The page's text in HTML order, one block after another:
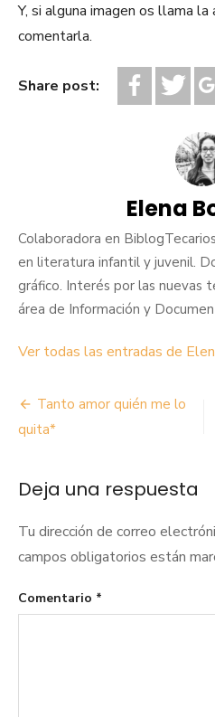
Y, si alguna imagen os llama la
comentarla.
Share post:
Elena
Colaboradora en
en literatura infantil y juvenil.
gráfico. Interés por las nuevas
área de Información y
Ver todas las entradas de
Navegación
de
Tanto amor quién me lo
quita*
Deja una respuesta
Tu dirección de correo
campos obligatorios están
Comentario *